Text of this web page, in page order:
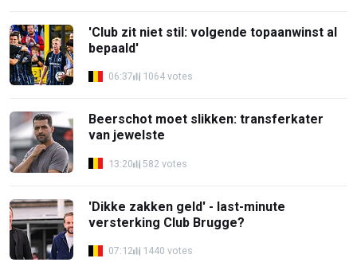
'Club zit niet stil: volgende topaanwinst al
bepaald'
06:37 1064 votes
Beerschot moet slikken: transferkater
van jewelste
13:20 582 votes
'Dikke zakken geld' - last-minute
versterking Club Brugge?
07:12 1440 votes